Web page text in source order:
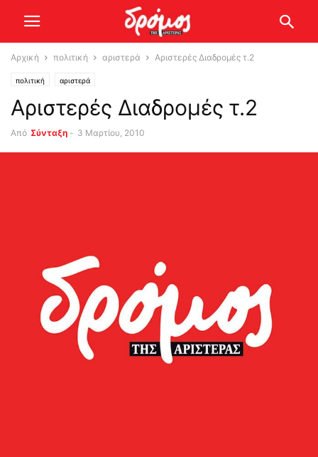
Αρχική πολιτική αριστερά Αριστερές Διαδρομές τ.2
πολιτική αριστερά
Αριστερές Διαδρομές τ.2
Από Σύνταξη - 3 Μαρτίου, 2010